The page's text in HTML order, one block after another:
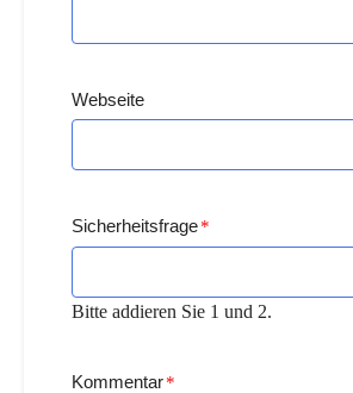
Webseite
Sicherheitsfrage*
Bitte addieren Sie 1 und 2.
Kommentar*